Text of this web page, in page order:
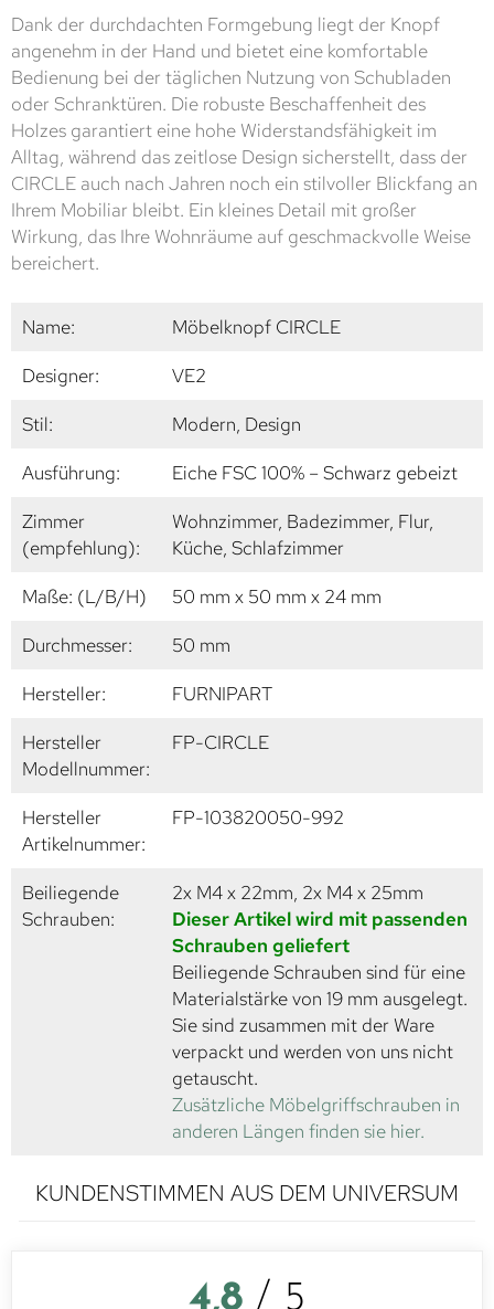
Dank der durchdachten Formgebung liegt der Knopf
angenehm in der Hand und bietet eine komfortable
Bedienung bei der täglichen Nutzung von Schubladen
oder Schranktüren. Die robuste Beschaffenheit des
Holzes garantiert eine hohe Widerstandsfähigkeit im
Alltag, während das zeitlose Design sicherstellt, dass der
CIRCLE auch nach Jahren noch ein stilvoller Blickfang an
Ihrem Mobiliar bleibt. Ein kleines Detail mit großer
Wirkung, das Ihre Wohnräume auf geschmackvolle Weise
bereichert.
Name:
Möbelknopf CIRCLE
Designer:
VE2
Stil:
Modern, Design
Ausführung:
Eiche FSC 100% – Schwarz gebeizt
Zimmer
(empfehlung):
Wohnzimmer, Badezimmer, Flur,
Küche, Schlafzimmer
Maße: (L/B/H)
50 mm x 50 mm x 24 mm
Durchmesser:
50 mm
Hersteller:
FURNIPART
Hersteller
Modellnummer:
FP-CIRCLE
Hersteller
Artikelnummer:
FP-103820050-992
Beiliegende
Schrauben:
2x M4 x 22mm, 2x M4 x 25mm
Dieser Artikel wird mit passenden
Schrauben geliefert
Beiliegende Schrauben sind für eine
Materialstärke von 19 mm ausgelegt.
Sie sind zusammen mit der Ware
verpackt und werden von uns nicht
getauscht.
Zusätzliche Möbelgriffschrauben in
anderen Längen finden sie hier.
KUNDENSTIMMEN AUS DEM UNIVERSUM
4,8 / 5